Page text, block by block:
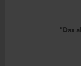
"Das